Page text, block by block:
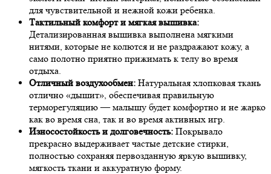
для чувствительной и нежной кожи ребенка.
Тактильный комфорт и мягкая вышивка:
Детализированная вышивка выполнена мягкими
нитями, которые не колются и не раздражают кожу, а
само полотно приятно прижимать к телу во время
отдыха.
Отличный воздухообмен: Натуральная хлопковая ткань
отлично «дышит», обеспечивая правильную
терморегуляцию — малышу будет комфортно и не жарко
как во время сна, так и во время активных игр.
Износостойкость и долговечность: Покрывало
прекрасно выдерживает частые детские стирки,
полностью сохраняя первозданную яркую вышивку,
мягкость ткани и аккуратную форму.